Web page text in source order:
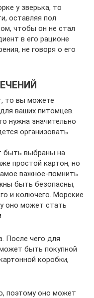
у зверька, то
оставляя пол
чтобы он не стал
в его рационе
не говоря о его
то вы можете
ваших питомцев.
нужна значительно
организовать
быть выбраны на
простой картон, но
важное-помнить
быть безопасны,
и колючего. Морские
оно может стать
После чего для
быть покупной
коробки,
поэтому оно может